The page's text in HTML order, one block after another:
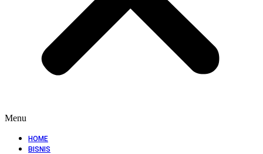
Menu
HOME
BISNIS